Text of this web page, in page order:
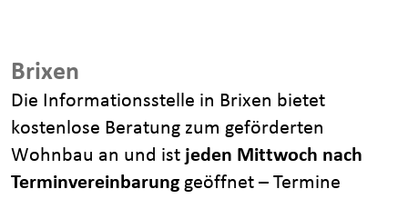
Brixen
Die Informationsstelle in Brixen bietet
kostenlose Beratung zum geförderten
Wohnbau an und ist jeden Mittwoch nach
Terminvereinbarung geöffnet – Termine